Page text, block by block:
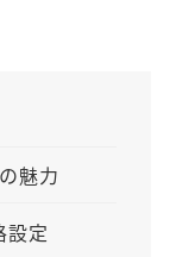
魅力
設定